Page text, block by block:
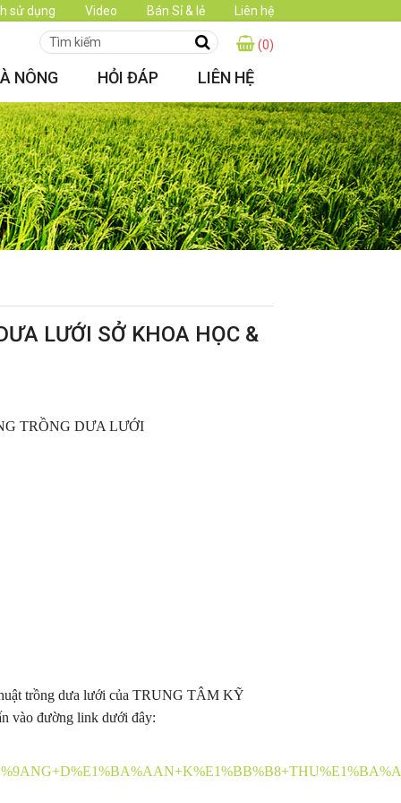
sử dụng Video Bán Sỉ & lẻ Liên hệ
(0)
NÔNG HỎI ĐÁP LIÊN HỆ
LƯỚI SỞ KHOA HỌC &
TRỒNG DƯA LƯỚI
trồng dưa lưới của TRUNG TÂM KỸ
vào đường link dưới đây: